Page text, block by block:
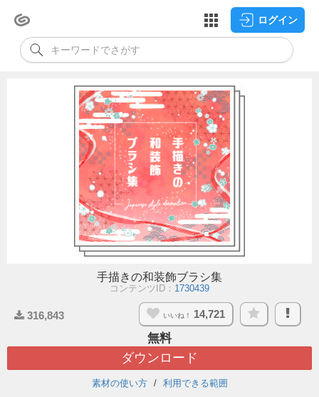
ログイン
手描きの和装飾ブラシ集
コンテンツID： 1730439
316,843 いいね！ 14,721
無料
ダウンロード
素材の使い方 利用できる範囲